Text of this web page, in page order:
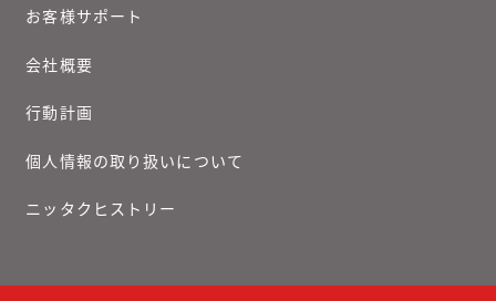
お客様サポート
会社概要
行動計画
個人情報の取り扱いについて
ニッタクヒストリー